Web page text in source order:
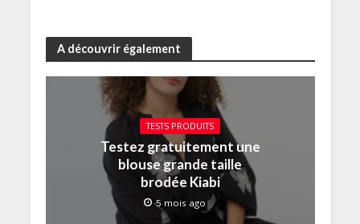
A découvrir également
TESTS PRODUITS
Testez gratuitement une
blouse grande taille
brodée Kiabi
5 mois ago